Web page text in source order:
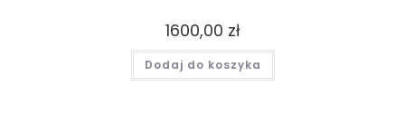
1600,00 zł
Dodaj do koszyka